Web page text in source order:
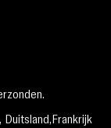
Duitsland,Frankrijk